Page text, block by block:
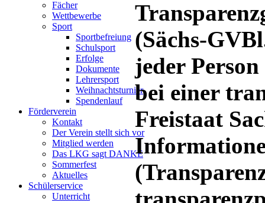
Fächer
Wettbewerbe
Sport
Sportbefreiung
Schulsport
Erfolge
Dokumente
Lehrersport
Weihnachtsturnier
Spendenlauf
Förderverein
Kontakt
Der Verein stellt sich vor
Mitglied werden
Das LKG sagt DANKE
Sommerfest
Aktuelles
Schülerservice
Unterricht
(Sächs-
jeder
bei einer
Freistaat